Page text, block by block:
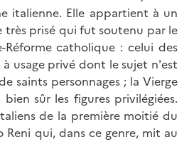
italienne. Elle appartient à un
très prisé qui fut soutenu par le
catholique : celui des
usage privé dont le sujet n'est
saints personnages ; la Vierge
sûr les figures privilégiées.
de la première moitié du
Reni qui, dans ce genre, mit au